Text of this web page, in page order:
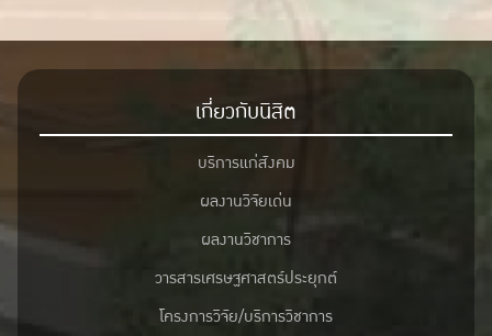
เกี่ยวกับนิสิต
บริการแก่สังคม
ผลงานวิจัยเด่น
ผลงานวิชาการ
วารสารเศรษฐศาสตร์ประยุกต์
โครงการวิจัย/บริการวิชาการ